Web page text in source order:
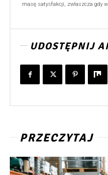
masę satysfakcji, zwłaszcza gdy
UDOSTĘPNIJ
PRZECZYTAJ